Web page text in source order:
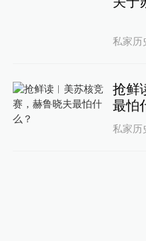
私家历
抢鲜
最怕
私家历